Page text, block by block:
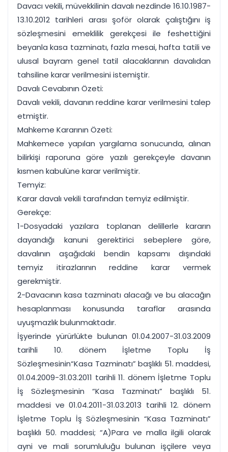
Davacı vekili, müvekkilinin davalı nezdinde 16.10.1987-
13.10.2012 tarihleri arası şoför olarak çalıştığını iş
sözleşmesini emeklilik gerekçesi ile feshettiğini
beyanla kasa tazminatı, fazla mesai, hafta tatili ve
ulusal bayram genel tatil alacaklarının davalıdan
tahsiline karar verilmesini istemiştir.
Davalı Cevabının Özeti:
Davalı vekili, davanın reddine karar verilmesini talep
etmiştir.
Mahkeme Kararının Özeti:
Mahkemece yapılan yargılama sonucunda, alınan
bilirkişi raporuna göre yazılı gerekçeyle davanın
kısmen kabulüne karar verilmiştir.
Temyiz:
Karar davalı vekili tarafından temyiz edilmiştir.
Gerekçe:
1-Dosyadaki yazılara toplanan delillerle kararın
dayandığı kanuni gerektirici sebeplere göre,
davalının aşağıdaki bendin kapsamı dışındaki
temyiz itirazlarının reddine karar vermek
gerekmiştir.
2-Davacının kasa tazminatı alacağı ve bu alacağın
hesaplanması konusunda taraflar arasında
uyuşmazlık bulunmaktadır.
İşyerinde yürürlükte bulunan 01.04.2007-31.03.2009
tarihli 10. dönem İşletme Toplu İş
Sözleşmesinin“Kasa Tazminatı” başlıklı 51. maddesi,
01.04.2009-31.03.2011 tarihli 11. dönem İşletme Toplu
İş Sözleşmesinin “Kasa Tazminatı” başlıklı 51.
maddesi ve 01.04.2011-31.03.2013 tarihli 12. dönem
İşletme Toplu İş Sözleşmesinin “Kasa Tazminatı”
başlıklı 50. maddesi; “A)Para ve malla ilgili olarak
ayni ve mali sorumluluğu bulunan işçilere veya